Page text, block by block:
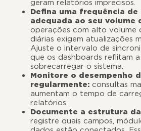
geram relatórios imprecisos.
Defina uma frequência
adequada ao seu volume
operações com alto volume
diárias exigem atualizações
Ajuste o intervalo de
que os dashboards reflitam
sobrecarregar o sistema.
Monitore o desempenho
regularmente: consultas
aumentam o tempo de
relatórios.
Documente a estrutura
registre quais campos,